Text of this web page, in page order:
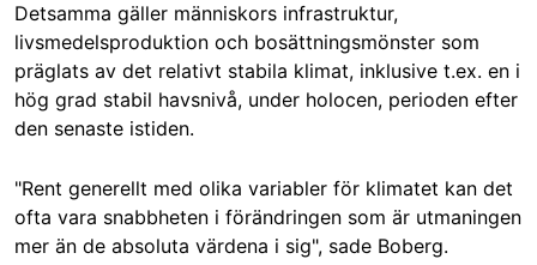
Detsamma gäller människors infrastruktur,
livsmedelsproduktion och bosättningsmönster som
präglats av det relativt stabila klimat, inklusive t.ex. en i
hög grad stabil havsnivå, under holocen, perioden efter
den senaste istiden.
"Rent generellt med olika variabler för klimatet kan det
ofta vara snabbheten i förändringen som är utmaningen
mer än de absoluta värdena i sig", sade Boberg.